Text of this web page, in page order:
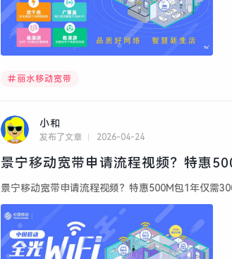
丽水移动宽带
小和
发布了文章 2026-04-24
景宁移动宽带申请流程视频？特惠
景宁移动宽带申请流程视频？特惠500M包1年仅需